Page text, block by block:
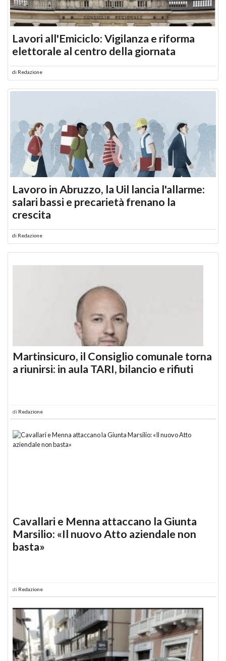
Lavori all'Emiciclo: Vigilanza e riforma
elettorale al centro della giornata
di Redazione
Lavoro in Abruzzo, la Uil lancia l'allarme:
salari bassi e precarietà frenano la
crescita
di Redazione
Martinsicuro, il Consiglio comunale torna
a riunirsi: in aula TARI, bilancio e rifiuti
di Redazione
Cavallari e Menna attaccano la Giunta
Marsilio: «Il nuovo Atto aziendale non
basta»
di Redazione